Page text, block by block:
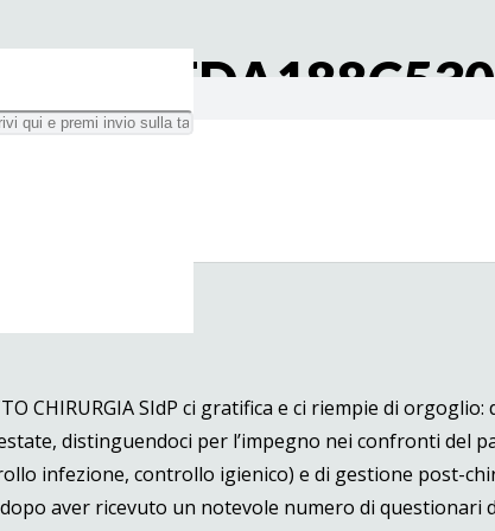
CHIRURGIA SIdP ci gratifica e ci riempie di orgoglio:
distinguendoci per l’impegno nei confronti del
infezione, controllo igienico) e di gestione post-
aver ricevuto un notevole numero di questionari